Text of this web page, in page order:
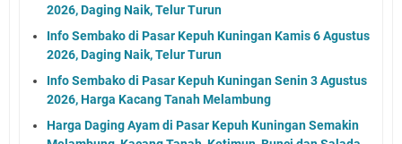
2026, Daging Naik, Telur Turun
Info Sembako di Pasar Kepuh Kuningan Kamis 6 Agustus
2026, Daging Naik, Telur Turun
Info Sembako di Pasar Kepuh Kuningan Senin 3 Agustus
2026, Harga Kacang Tanah Melambung
Harga Daging Ayam di Pasar Kepuh Kuningan Semakin